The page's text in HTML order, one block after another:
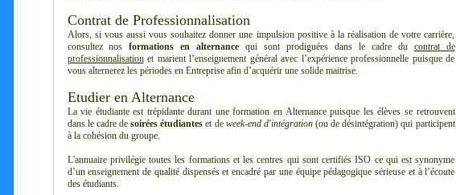
Contrat de Professionnalisation
Alors, si vous aussi vous souhaitez donner une impulsion positive à la réalisation de votre carrière,
consultez nosformations en alternance qui sont prodiguées dans le cadre du contrat de
professionnalisationet marient l’enseignement général avec l’expérience professionnelle puisque de
vous alternerez les périodes en Entreprise afin d’acquérir une solide maitrise.
Etudier en Alternance
La vie étudiante est trépidante durant une formation en Alternance puisque les élèves se retrouvent
dans le cadre desoirées étudiantes et de week-end d'intégration(ou de désintégration) qui participent
à la cohésion du groupe.
L'annuaire privilégie toutes les formations et les centres qui sont certifiés ISO ce qui est synonyme
d’un enseignement de qualité dispensés et encadré par une équipe pédagogique sérieuse et à l’écoute
des étudiants.